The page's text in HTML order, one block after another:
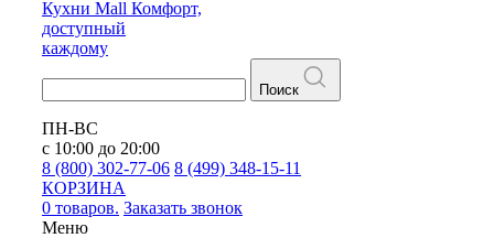
Кухни Mall Комфорт,
доступный
каждому
Поиск
ПН-ВС
с 10:00 до 20:00
8 (800) 302-77-06 8 (499) 348-15-11
КОРЗИНА
0 товаров. Заказать звонок
Меню